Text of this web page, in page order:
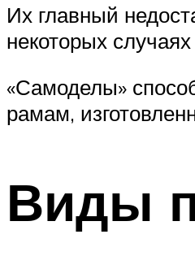
Их главный
некоторых
«Самоделы»
рамам,
Виды